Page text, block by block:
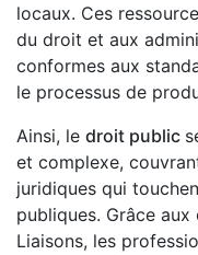
locaux. Ces
du droit et aux
conformes aux
le processus de
Ainsi, le droit public
et complexe,
juridiques qui
publiques. Grâce
Liaisons, les